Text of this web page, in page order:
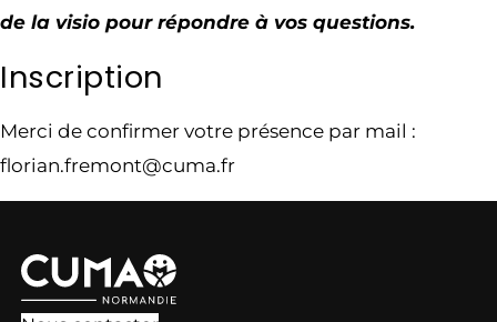
de la visio pour répondre à vos questions.
Inscription
Merci de confirmer votre présence par mail :
florian.fremont@cuma.fr